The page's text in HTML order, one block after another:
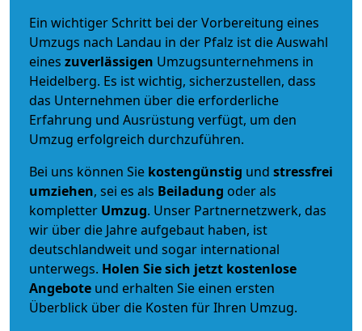
Ein wichtiger Schritt bei der Vorbereitung eines
Umzugs nach Landau in der Pfalz ist die Auswahl
eines zuverlässigen Umzugsunternehmens in
Heidelberg. Es ist wichtig, sicherzustellen, dass
das Unternehmen über die erforderliche
Erfahrung und Ausrüstung verfügt, um den
Umzug erfolgreich durchzuführen.
Bei uns können Sie kostengünstig und stressfrei
umziehen, sei es als Beiladung oder als
kompletter Umzug. Unser Partnernetzwerk, das
wir über die Jahre aufgebaut haben, ist
deutschlandweit und sogar international
unterwegs. Holen Sie sich jetzt kostenlose
Angebote und erhalten Sie einen ersten
Überblick über die Kosten für Ihren Umzug.